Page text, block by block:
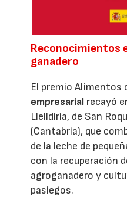
Reconocimientos
ganadero
El premio Alimentos
empresarial recayó
Llelldiría, de San
(Cantabria), que
de la leche de
con la recuperación
agroganadero y
pasiegos.